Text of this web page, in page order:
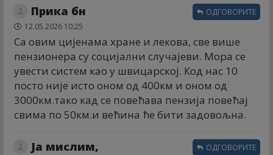
Прика бн
12.05.2026 10:25
Са овим цијенама хране и лекова, све више
пензионера су социјални случајеви. Мора се
увести систем као у швицарској. Код нас 10
посто није исто оном од 400км и оном од
3000км.тако кад се повећава пензија повећај
свима по 50км.и већина ће бити задовољна.
ОДГОВОРИТЕ
Ја мислим, ОДГОВОРИТЕ